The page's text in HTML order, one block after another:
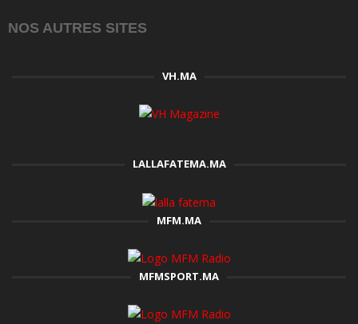
NOS AUTRES SITES
VH.MA
LALLAFATEMA.MA
MFM.MA
MFMSPORT.MA